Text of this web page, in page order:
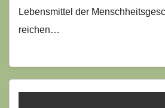
Lebensmittel der
reichen…